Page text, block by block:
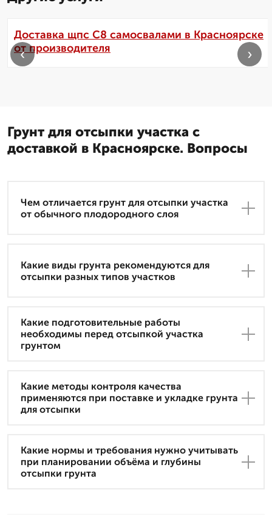
Доставка щпс С8 самосвалами в Красноярске
от производителя
‹ ›
Грунт для отсыпки участка с
доставкой в Красноярске. Вопросы
Чем отличается грунт для отсыпки участка
от обычного плодородного слоя
Какие виды грунта рекомендуются для
отсыпки разных типов участков
Какие подготовительные работы
необходимы перед отсыпкой участка
грунтом
Какие методы контроля качества
применяются при поставке и укладке грунта
для отсыпки
Какие нормы и требования нужно учитывать
при планировании объёма и глубины
отсыпки грунта